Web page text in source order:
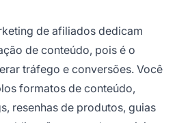
de afiliados dedicam
de conteúdo, pois é o
tráfego e conversões. Você
formatos de conteúdo,
resenhas de produtos, guias